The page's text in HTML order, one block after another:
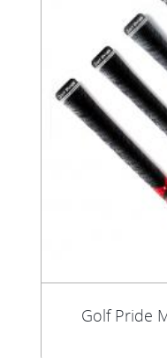
Golf Pride